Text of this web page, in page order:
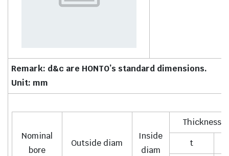
Remark: d&c are HONTO’s standard dimensions.
Unit: mm
Nominal
bore
Outside diam
Inside
diam
Thickness
t